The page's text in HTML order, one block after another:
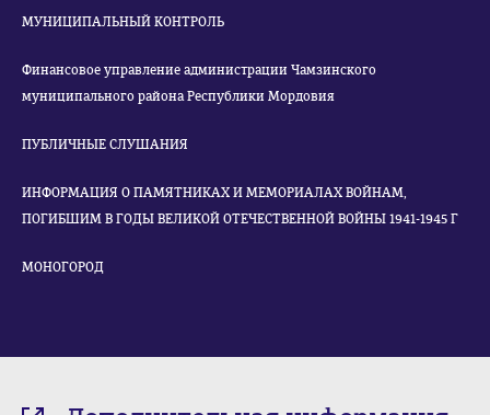
МУНИЦИПАЛЬНЫЙ КОНТРОЛЬ
Финансовое управление администрации Чамзинского
муниципального района Республики Мордовия
ПУБЛИЧНЫЕ СЛУШАНИЯ
ИНФОРМАЦИЯ О ПАМЯТНИКАХ И МЕМОРИАЛАХ ВОЙНАМ,
ПОГИБШИМ В ГОДЫ ВЕЛИКОЙ ОТЕЧЕСТВЕННОЙ ВОЙНЫ 1941-1945 Г
МОНОГОРОД